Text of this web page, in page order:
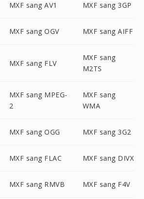
MXF sang AV1 MXF sang 3GP
MXF sang OGV MXF sang AIFF
MXF sang FLV
MXF sang
M2TS
MXF sang MPEG-
2
MXF sang
WMA
MXF sang OGG MXF sang 3G2
MXF sang FLAC MXF sang DIVX
MXF sang RMVB MXF sang F4V